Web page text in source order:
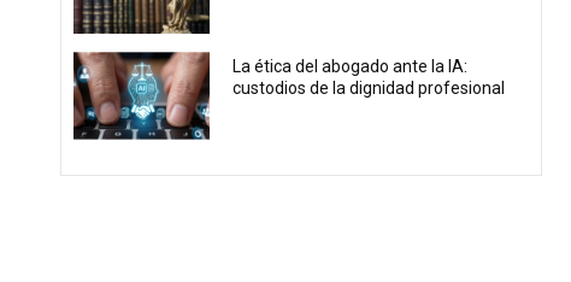
La ética del abogado ante la IA:
custodios de la dignidad profesional